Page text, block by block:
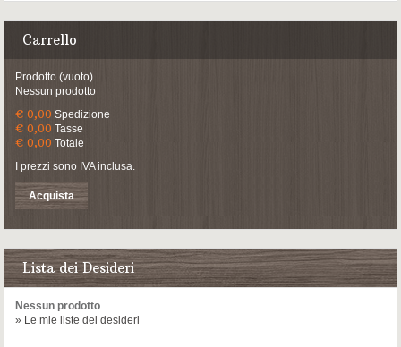
Carrello
Prodotto (vuoto)
Nessun prodotto
€ 0,00 Spedizione
€ 0,00 Tasse
€ 0,00 Totale
I prezzi sono IVA inclusa.
Acquista
Lista dei Desideri
Nessun prodotto
» Le mie liste dei desideri